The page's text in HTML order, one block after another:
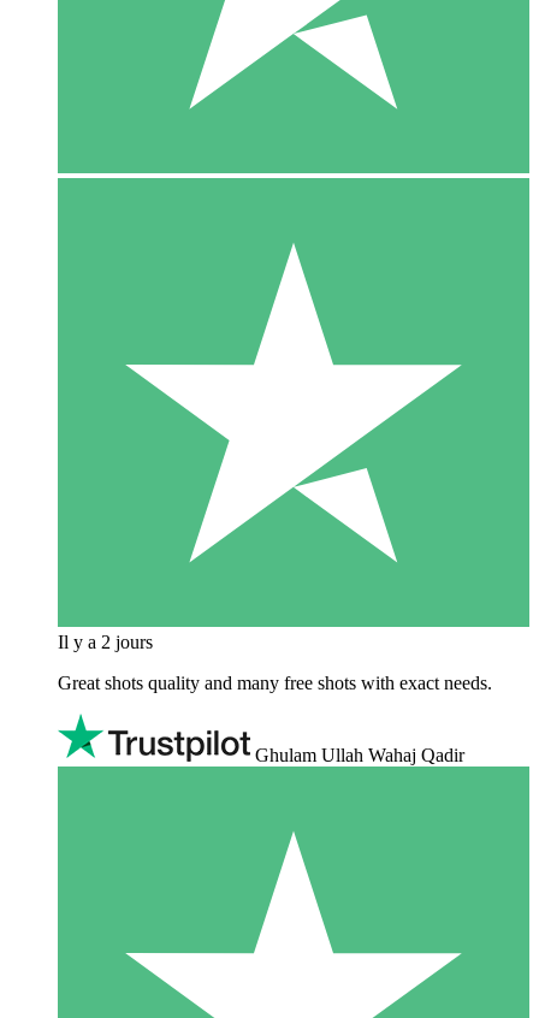
Il y a 2 jours
Great shots quality and many free shots with exact needs.
Ghulam Ullah Wahaj Qadir